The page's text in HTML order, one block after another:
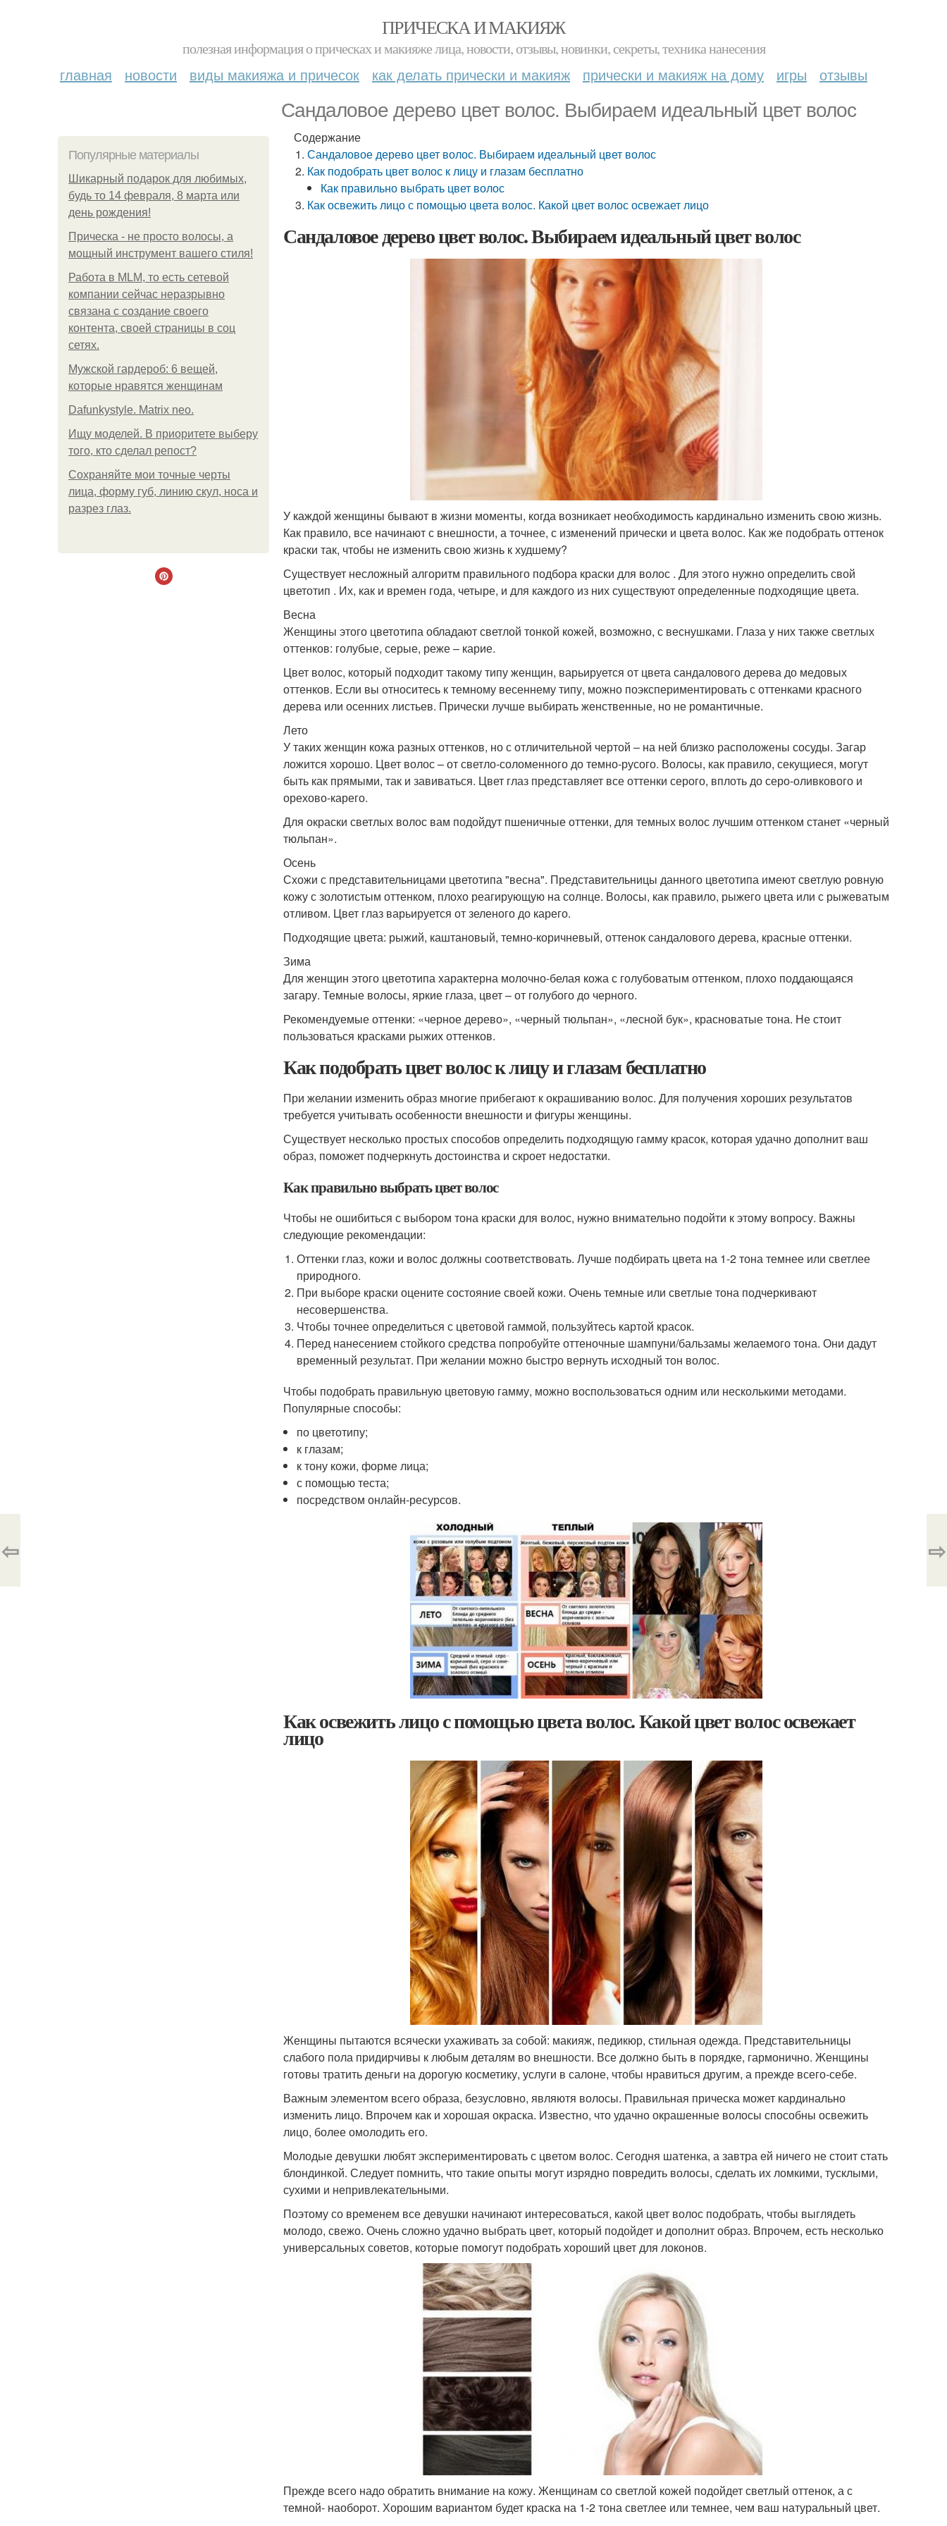
ПРИЧЕСКА И МАКИЯЖ
полезная информация о прическах и макияже лица, новости, отзывы, новинки, секреты, техника нанесения
главная новости виды макияжа и причесок как делать прически и макияж прически и макияж на дому игры отзывы
Сандаловое дерево цвет волос. Выбираем идеальный цвет волос
Популярные материалы
Шикарный подарок для любимых,
будь то 14 февраля, 8 марта или
день рождения!
Прическа - не просто волосы, а
мощный инструмент вашего стиля!
Работа в MLM, то есть сетевой
компании сейчас неразрывно
связана с создание своего
контента, своей страницы в соц
сетях.
Мужской гардероб: 6 вещей,
которые нравятся женщинам
Dafunkystyle. Matrix neo.
Ищу моделей. В приоритете выберу
того, кто сделал репост?
Сохраняйте мои точные черты
лица, форму губ, линию скул, носа и
разрез глаз.
Содержание
Сандаловое дерево цвет волос. Выбираем идеальный цвет волос
Как подобрать цвет волос к лицу и глазам бесплатно
Как правильно выбрать цвет волос
Как освежить лицо с помощью цвета волос. Какой цвет волос освежает лицо
Сандаловое дерево цвет волос. Выбираем идеальный цвет волос
У каждой женщины бывают в жизни моменты, когда возникает необходимость кардинально изменить свою жизнь.
Как правило, все начинают с внешности, а точнее, с изменений прически и цвета волос. Как же подобрать оттенок
краски так, чтобы не изменить свою жизнь к худшему?
Существует несложный алгоритм правильного подбора краски для волос . Для этого нужно определить свой
цветотип . Их, как и времен года, четыре, и для каждого из них существуют определенные подходящие цвета.
Весна
Женщины этого цветотипа обладают светлой тонкой кожей, возможно, с веснушками. Глаза у них также светлых
оттенков: голубые, серые, реже – карие.
Цвет волос, который подходит такому типу женщин, варьируется от цвета сандалового дерева до медовых
оттенков. Если вы относитесь к темному весеннему типу, можно поэкспериментировать с оттенками красного
дерева или осенних листьев. Прически лучше выбирать женственные, но не романтичные.
Лето
У таких женщин кожа разных оттенков, но с отличительной чертой – на ней близко расположены сосуды. Загар
ложится хорошо. Цвет волос – от светло-соломенного до темно-русого. Волосы, как правило, секущиеся, могут
быть как прямыми, так и завиваться. Цвет глаз представляет все оттенки серого, вплоть до серо-оливкового и
орехово-карего.
Для окраски светлых волос вам подойдут пшеничные оттенки, для темных волос лучшим оттенком станет «черный
тюльпан».
Осень
Схожи с представительницами цветотипа "весна". Представительницы данного цветотипа имеют светлую ровную
кожу с золотистым оттенком, плохо реагирующую на солнце. Волосы, как правило, рыжего цвета или с рыжеватым
отливом. Цвет глаз варьируется от зеленого до карего.
Подходящие цвета: рыжий, каштановый, темно-коричневый, оттенок сандалового дерева, красные оттенки.
Зима
Для женщин этого цветотипа характерна молочно-белая кожа с голубоватым оттенком, плохо поддающаяся
загару. Темные волосы, яркие глаза, цвет – от голубого до черного.
Рекомендуемые оттенки: «черное дерево», «черный тюльпан», «лесной бук», красноватые тона. Не стоит
пользоваться красками рыжих оттенков.
Как подобрать цвет волос к лицу и глазам бесплатно
При желании изменить образ многие прибегают к окрашиванию волос. Для получения хороших результатов
требуется учитывать особенности внешности и фигуры женщины.
Существует несколько простых способов определить подходящую гамму красок, которая удачно дополнит ваш
образ, поможет подчеркнуть достоинства и скроет недостатки.
Как правильно выбрать цвет волос
Чтобы не ошибиться с выбором тона краски для волос, нужно внимательно подойти к этому вопросу. Важны
следующие рекомендации:
Оттенки глаз, кожи и волос должны соответствовать. Лучше подбирать цвета на 1-2 тона темнее или светлее
природного.
При выборе краски оцените состояние своей кожи. Очень темные или светлые тона подчеркивают
несовершенства.
Чтобы точнее определиться с цветовой гаммой, пользуйтесь картой красок.
Перед нанесением стойкого средства попробуйте оттеночные шампуни/бальзамы желаемого тона. Они дадут
временный результат. При желании можно быстро вернуть исходный тон волос.
Чтобы подобрать правильную цветовую гамму, можно воспользоваться одним или несколькими методами.
Популярные способы:
по цветотипу;
к глазам;
к тону кожи, форме лица;
с помощью теста;
посредством онлайн-ресурсов.
Как освежить лицо с помощью цвета волос. Какой цвет волос освежает
лицо
Женщины пытаются всячески ухаживать за собой: макияж, педикюр, стильная одежда. Представительницы
слабого пола придирчивы к любым деталям во внешности. Все должно быть в порядке, гармонично. Женщины
готовы тратить деньги на дорогую косметику, услуги в салоне, чтобы нравиться другим, а прежде всего-себе.
Важным элементом всего образа, безусловно, являютя волосы. Правильная прическа может кардинально
изменить лицо. Впрочем как и хорошая окраска. Известно, что удачно окрашенные волосы способны освежить
лицо, более омолодить его.
Молодые девушки любят экспериментировать с цветом волос. Сегодня шатенка, а завтра ей ничего не стоит стать
блондинкой. Следует помнить, что такие опыты могут изрядно повредить волосы, сделать их ломкими, тусклыми,
сухими и непривлекательными.
Поэтому со временем все девушки начинают интересоваться, какой цвет волос подобрать, чтобы выглядеть
молодо, свежо. Очень сложно удачно выбрать цвет, который подойдет и дополнит образ. Впрочем, есть несколько
универсальных советов, которые помогут подобрать хороший цвет для локонов.
Прежде всего надо обратить внимание на кожу. Женщинам со светлой кожей подойдет светлый оттенок, а с
темной- наоборот. Хорошим вариантом будет краска на 1-2 тона светлее или темнее, чем ваш натуральный цвет.
⇦ ⇨